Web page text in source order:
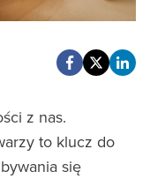
z nas.
to klucz do
się